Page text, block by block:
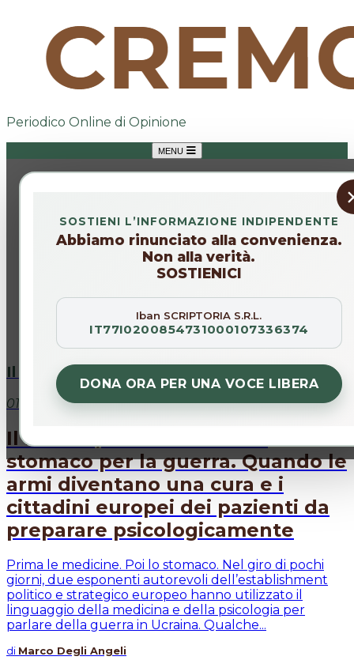
Periodico Online di Opinione
MENU
SOSTIENI L’INFORMAZIONE INDIPENDENTE
Abbiamo rinunciato alla convenienza.
Non alla verità.
SOSTIENICI
Iban SCRIPTORIA S.R.L.
IT77I0200854731000107336374
DONA ORA PER UNA VOCE LIBERA
Il commento
01 ago 2026
Il malato, le medicine e lo
stomaco per la guerra. Quando le
armi diventano una cura e i
cittadini europei dei pazienti da
preparare psicologicamente
Prima le medicine. Poi lo stomaco. Nel giro di pochi
giorni, due esponenti autorevoli dell’establishment
politico e strategico europeo hanno utilizzato il
linguaggio della medicina e della psicologia per
parlare della guerra in Ucraina. Qualche...
di Marco Degli Angeli